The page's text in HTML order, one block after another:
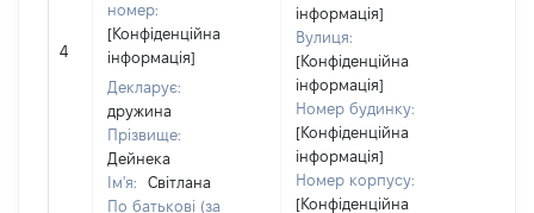
4
номер:
[Конфіденційна
інформація]
Декларує:
дружина
Прізвище:
Дейнека
Ім'я:
Світлана
По батькові (за
інформація]
Вулиця:
[Конфіденційна
інформація]
Номер будинку:
[Конфіденційна
інформація]
Номер корпусу:
[Конфіденційна